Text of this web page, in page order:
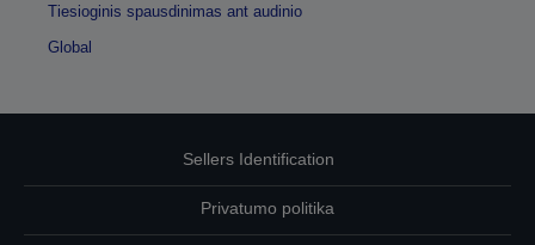
Tiesioginis spausdinimas ant audinio
Global
Sellers Identification
Privatumo politika